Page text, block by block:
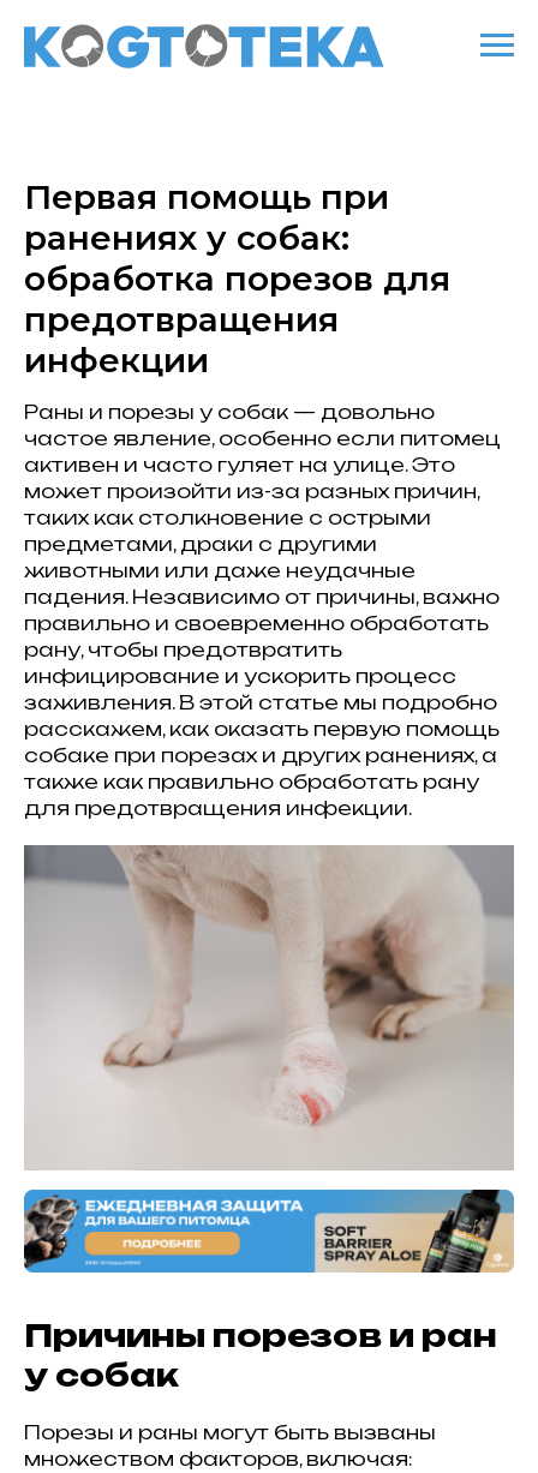
Первая помощь при
ранениях у собак:
обработка порезов для
предотвращения
инфекции
Раны и порезы у собак — довольно
частое явление, особенно если питомец
активен и часто гуляет на улице. Это
может произойти из-за разных причин,
таких как столкновение с острыми
предметами, драки с другими
животными или даже неудачные
падения. Независимо от причины, важно
правильно и своевременно обработать
рану, чтобы предотвратить
инфицирование и ускорить процесс
заживления. В этой статье мы подробно
расскажем, как оказать первую помощь
собаке при порезах и других ранениях, а
также как правильно обработать рану
для предотвращения инфекции.
Причины порезов и ран
у собак
Порезы и раны могут быть вызваны
множеством факторов, включая: